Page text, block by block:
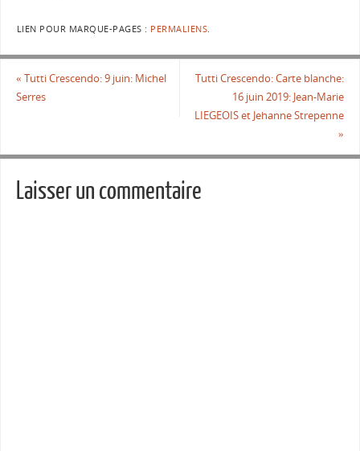
LIEN POUR MARQUE-PAGES : PERMALIENS
« Tutti Crescendo: 9 juin: Michel
Serres
Tutti Crescendo: Carte blanche:
16 juin 2019: Jean-Marie
LIEGEOIS et Jehanne Strepenne
»
Laisser un commentaire